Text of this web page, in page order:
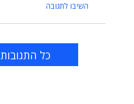
השיבו לתגובה
כל התגובות